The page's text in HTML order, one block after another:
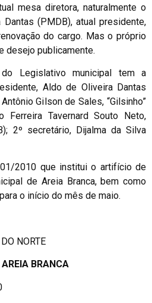
mesa diretora, naturalmente o
(PMDB), atual presidente,
do cargo. Mas o próprio
desejo publicamente.
Legislativo municipal tem a
Aldo de Oliveira Dantas
Gilson de Sales, “Gilsinho”
Ferreira Tavernard Souto Neto,
2º secretário, Dijalma da Silva
2010 que institui o artifício de
de Areia Branca, bem como
o início do mês de maio.
NORTE
BRANCA